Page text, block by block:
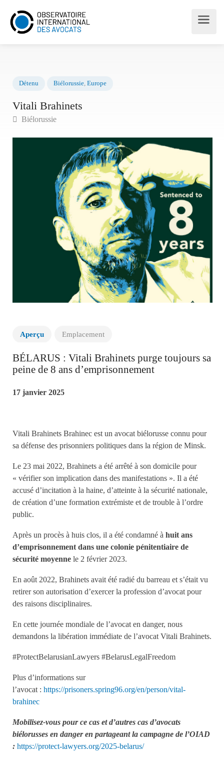
Vitali Brahinets
Aperçu Emplacement
BÉLARUS : Vitali Brahinets purge toujours sa
peine de 8 ans d’emprisonnement
17 janvier 2025
Vitali Brahinets Brahinec est un avocat biélorusse connu pour
sa défense des prisonniers politiques dans la région de Minsk.
Le 23 mai 2022, Brahinets a été arrêté à son domicile pour
« vérifier son implication dans des manifestations ». Il a été
accusé d’incitation à la haine, d’atteinte à la sécurité nationale,
de création d’une formation extrémiste et de trouble à l’ordre
public.
Après un procès à huis clos, il a été condamné à huit ans
d’emprisonnement dans une colonie pénitentiaire de
sécurité moyenne le 2 février 2023.
En août 2022, Brahinets avait été radié du barreau et s’était vu
retirer son autorisation d’exercer la profession d’avocat pour
des raisons disciplinaires.
En cette journée mondiale de l’avocat en danger, nous
demandons la libération immédiate de l’avocat Vitali Brahinets.
#ProtectBelarusianLawyers #BelarusLegalFreedom
Plus d’informations sur
l’avocat : https://prisoners.spring96.org/en/person/vital-
brahinec
Mobilisez-vous pour ce cas et d’autres cas d’avocats
biélorusses en danger en partageant la campagne de l’OIAD
: https://protect-lawyers.org/2025-belarus/